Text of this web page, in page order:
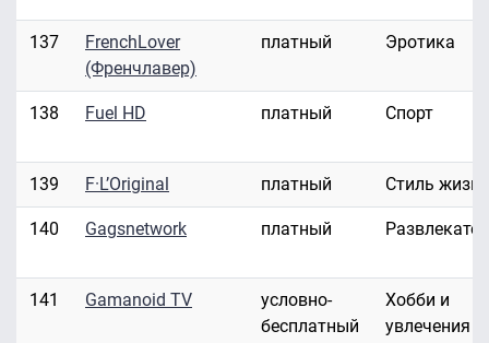
137
FrenchLover
(Френчлавер)
платный Эротика
138 Fuel HD платный Спорт
139 F·L’Original платный Стиль жизни
140 Gagsnetwork платный
141 Gamanoid TV
условно-
бесплатный
Хобби и
увлечения